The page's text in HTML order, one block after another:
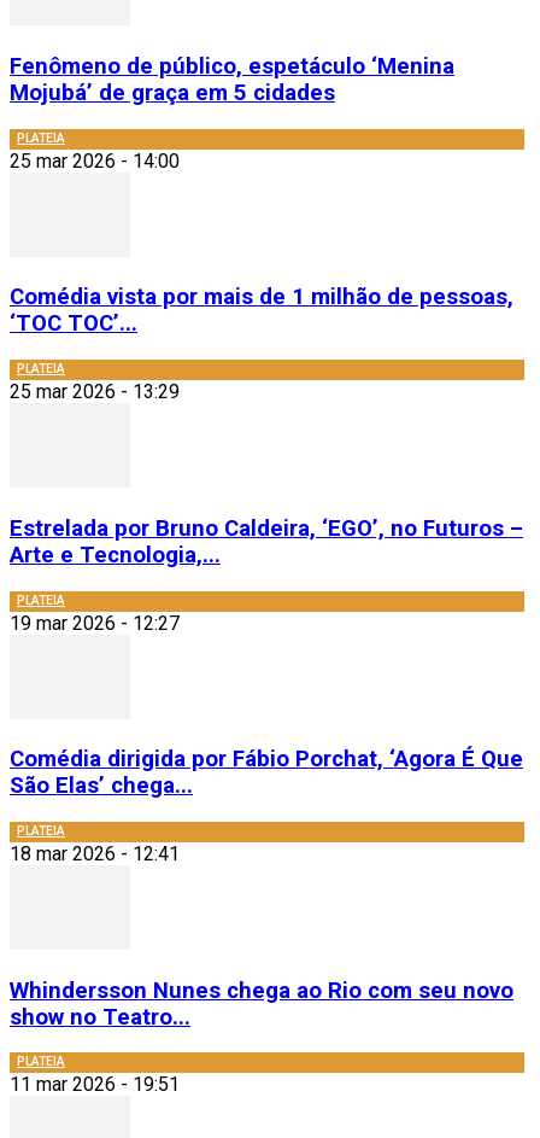
Fenômeno de público, espetáculo ‘Menina
Mojubá’ de graça em 5 cidades
PLATEIA
25 mar 2026 - 14:00
Comédia vista por mais de 1 milhão de pessoas,
‘TOC TOC’...
PLATEIA
25 mar 2026 - 13:29
Estrelada por Bruno Caldeira, ‘EGO’, no Futuros –
Arte e Tecnologia,...
PLATEIA
19 mar 2026 - 12:27
Comédia dirigida por Fábio Porchat, ‘Agora É Que
São Elas’ chega...
PLATEIA
18 mar 2026 - 12:41
Whindersson Nunes chega ao Rio com seu novo
show no Teatro...
PLATEIA
11 mar 2026 - 19:51